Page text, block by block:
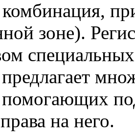
зоне).
помогающих
на него.